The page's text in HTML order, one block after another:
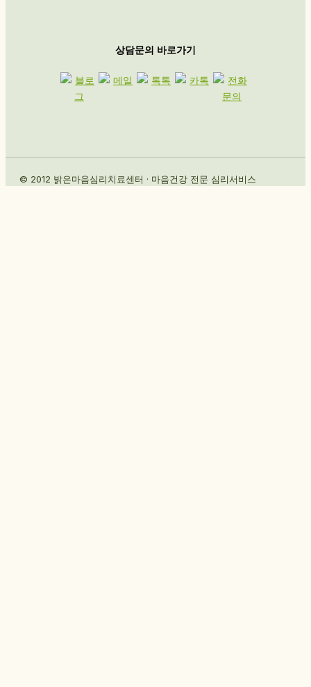
상담문의 바로가기
© 2012 밝은마음심리치료센터 · 마음건강 전문 심리서비스